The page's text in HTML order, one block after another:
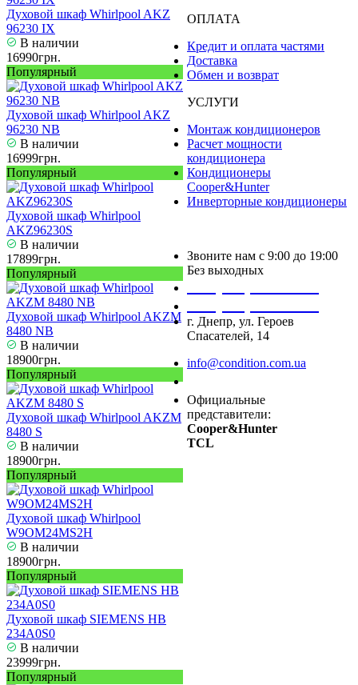
Духовой шкаф Whirlpool AKZ
96230 IX
В наличии
16990грн.
Популярный
Духовой шкаф Whirlpool AKZ
96230 NB
В наличии
16999грн.
Популярный
Духовой шкаф Whirlpool
AKZ96230S
В наличии
17899грн.
Популярный
Духовой шкаф Whirlpool AKZM
8480 NB
В наличии
18900грн.
Популярный
Духовой шкаф Whirlpool AKZM
8480 S
В наличии
18900грн.
Популярный
Духовой шкаф Whirlpool
W9OM24MS2H
В наличии
18900грн.
Популярный
Духовой шкаф SIEMENS HB
234A0S0
В наличии
23999грн.
Популярный
ОПЛАТА
Кредит и оплата частями
Доставка
Обмен и возврат
УСЛУГИ
Монтаж кондиционеров
Расчет мощности
кондиционера
Кондиционеры
Cooper&Hunter
Инверторные кондиционеры
Звоните нам с 9:00 до 19:00
Без выходных
г. Днепр, ул. Героев
Спасателей, 14
info@condition.com.ua
Официальные
представители:
Cooper&Hunter
TCL